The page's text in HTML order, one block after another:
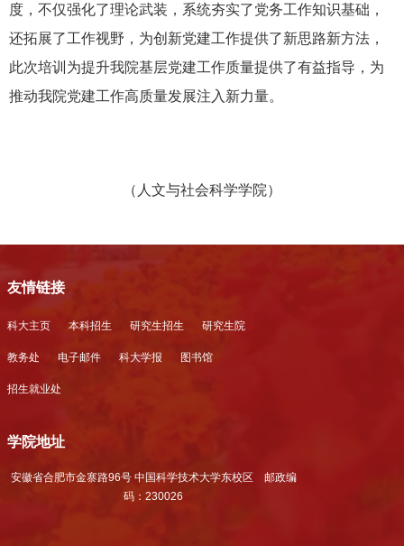
度，不仅强化了理论武装，系统夯实了党务工作知识基础，
还拓展了工作视野，为创新党建工作提供了新思路新方法，
此次培训为提升我院基层党建工作质量提供了有益指导，为
推动我院党建工作高质量发展注入新力量。
（人文与社会科学学院）
友情链接
科大主页 本科招生 研究生招生 研究生院
教务处 电子邮件 科大学报 图书馆
招生就业处
学院地址
安徽省合肥市金寨路96号 中国科学技术大学东校区 邮政编
码：230026